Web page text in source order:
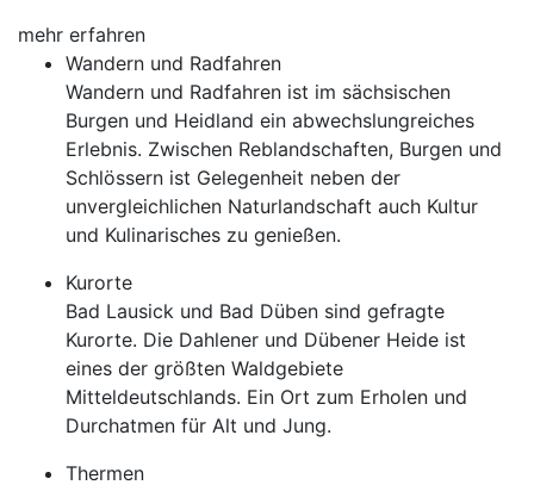
mehr erfahren
Wandern und Radfahren
Wandern und Radfahren ist im sächsischen
Burgen und Heidland ein abwechslungreiches
Erlebnis. Zwischen Reblandschaften, Burgen und
Schlössern ist Gelegenheit neben der
unvergleichlichen Naturlandschaft auch Kultur
und Kulinarisches zu genießen.
Kurorte
Bad Lausick und Bad Düben sind gefragte
Kurorte. Die Dahlener und Dübener Heide ist
eines der größten Waldgebiete
Mitteldeutschlands. Ein Ort zum Erholen und
Durchatmen für Alt und Jung.
Thermen